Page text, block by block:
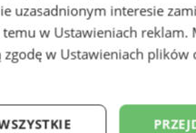
uzasadnionym interesie
temu w Ustawieniach reklam.
w Ustawieniach plików